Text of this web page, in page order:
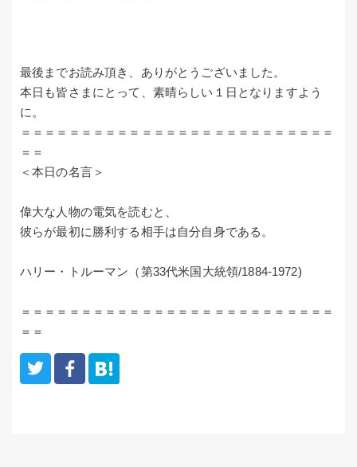
最後までお読み頂き、ありがとうございました。
本日も皆さまにとって、素晴らしい１日となりますよう
に。
＝＝＝＝＝＝＝＝＝＝＝＝＝＝＝＝＝＝＝＝＝＝＝＝＝＝
＝＝
＜本日の名言＞
偉大な人物の電気を読むと、
彼らが最初に勝利する相手は自分自身である。
ハリー・トルーマン（第33代米国大統領/1884-1972)
＝＝＝＝＝＝＝＝＝＝＝＝＝＝＝＝＝＝＝＝＝＝＝＝＝＝
＝＝